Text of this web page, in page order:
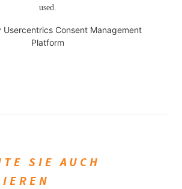
used.
Usercentrics Consent Management
Platform
SIE AUCH